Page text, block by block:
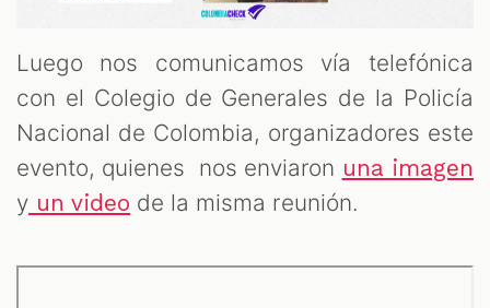
Luego nos comunicamos vía telefónica
con el Colegio de Generales de la Policía
Nacional de Colombia, organizadores este
evento, quienes nos enviaron una imagen
y un video de la misma reunión.